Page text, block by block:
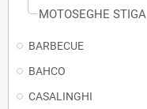
MOTOSEGHE STIGA
BARBECUE
BAHCO
CASALINGHI